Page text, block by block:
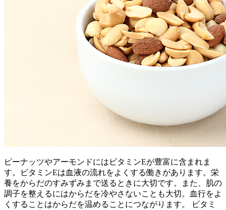
ピーナッツやアーモンドにはビタミンEが豊富に含まれま
す。ビタミンEは血液の流れをよくする働きがあります。栄
養をからだのすみずみまで送るときに大切です。また、肌の
調子を整えるにはからだを冷やさないことも大切。血行をよ
くすることはからだを温めることにつながります。 ビタミ